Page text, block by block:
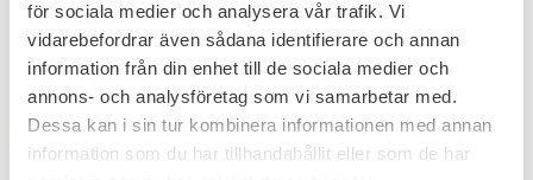
för sociala medier och analysera vår trafik. Vi
vidarebefordrar även sådana identifierare och annan
information från din enhet till de sociala medier och
annons- och analysföretag som vi samarbetar med.
Dessa kan i sin tur kombinera informationen med annan
information som du har tillhandahållit eller som de har
659
FAVORIT FAVORIT